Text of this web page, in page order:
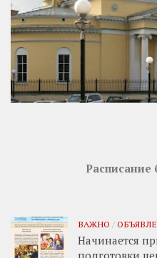
Расписание
ВАЖНО /
Начинается